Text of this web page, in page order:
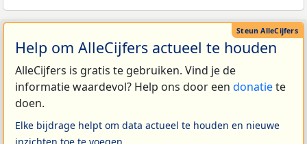
Help om AlleCijfers actueel te houden
AlleCijfers is gratis te gebruiken. Vind je de
informatie waardevol? Help ons door een donatiete
doen.
Elke bijdrage helpt om data actueel te houden en nieuwe